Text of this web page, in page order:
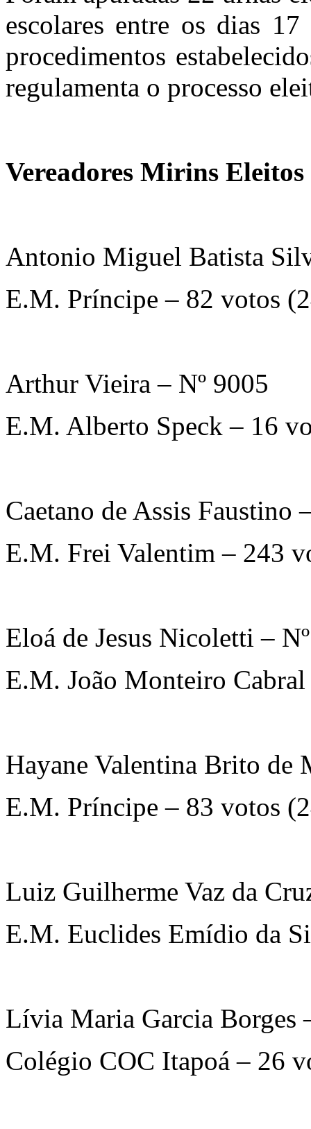
escolares entre os dias
procedimentos
regulamenta o processo
Vereadores Mirins
Antonio Miguel Batista
E.M. Príncipe – 82 votos
Arthur Vieira – Nº 9005
E.M. Alberto Speck – 16
Caetano de Assis Faustino
E.M. Frei Valentim – 243
Eloá de Jesus Nicoletti –
E.M. João Monteiro
Hayane Valentina Brito de
E.M. Príncipe – 83 votos
Luiz Guilherme Vaz da
E.M. Euclides Emídio da
Lívia Maria Garcia Borges
Colégio COC Itapoá – 26